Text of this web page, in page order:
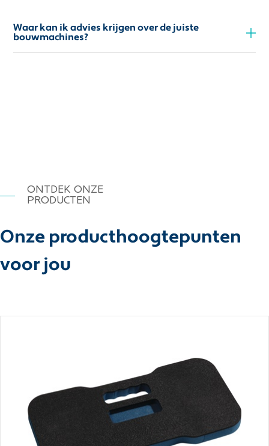
Waar kan ik advies krijgen over de juiste
bouwmachines?
ONTDEK ONZE
PRODUCTEN
Onze producthoogtepunten
voor jou